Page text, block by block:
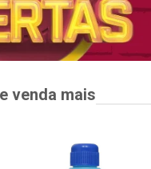
venda mais